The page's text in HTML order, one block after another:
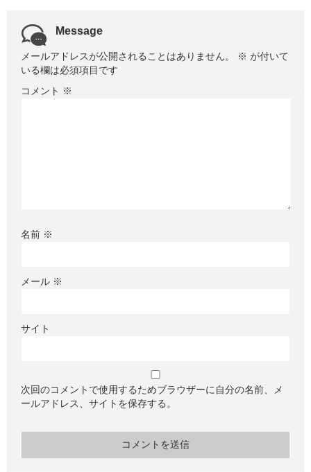
Message
メールアドレスが公開されることはありません。 ※ が付いて
いる欄は必須項目です
コメント ※
名前 ※
メール ※
サイト
次回のコメントで使用するためブラウザーに自分の名前、メ
ールアドレス、サイトを保存する。